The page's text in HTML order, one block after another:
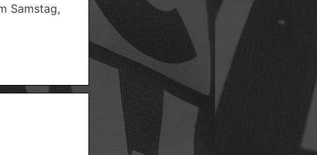
Samstag,